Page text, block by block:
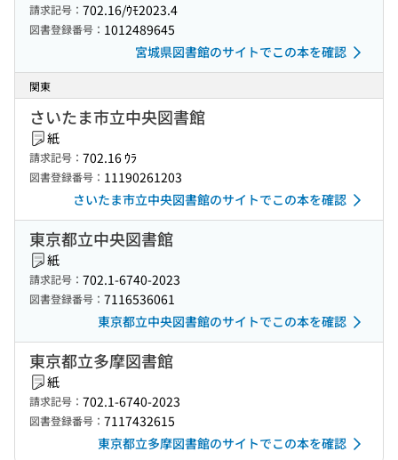
請求記号： 702.16/ｳﾓ2023.4
図書登録番号： 1012489645
宮城県図書館のサイトでこの本を確認
関東
さいたま市立中央図書館
紙
請求記号： 702.16 ｳﾗ
図書登録番号： 11190261203
さいたま市立中央図書館のサイトでこの本を確認
東京都立中央図書館
紙
請求記号： 702.1-6740-2023
図書登録番号： 7116536061
東京都立中央図書館のサイトでこの本を確認
東京都立多摩図書館
紙
請求記号： 702.1-6740-2023
図書登録番号： 7117432615
東京都立多摩図書館のサイトでこの本を確認